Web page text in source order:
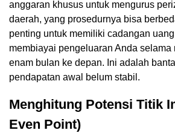
anggaran khusus untuk mengurus
daerah, yang prosedurnya bisa
penting untuk memiliki cadangan
membiayai pengeluaran Anda
enam bulan ke depan. Ini adalah
pendapatan awal belum stabil.
Menghitung Potensi Titik
Even Point)